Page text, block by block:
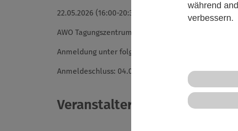
während
verbessern.
22.05.2026 (16:00-20:30Uhr)
AWO Tagungszentrum (Martha-Wissmann-Platz 3,
Anmeldung unter folgenden Link: forms.office.com/
Anmeldeschluss: 04.05.2026
Veranstalter*in